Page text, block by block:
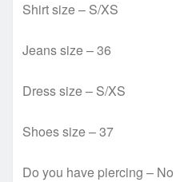
Shirt size – S/XS
Jeans size – 36
Dress size – S/XS
Shoes size – 37
Do you have piercing – No